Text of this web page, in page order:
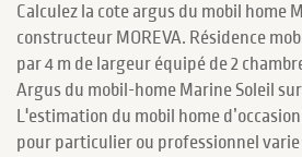
Calculez la cote argus du mobil home
constructeur MOREVA. Résidence
par 4 m de largeur équipé de 2
Argus du mobil-home Marine Soleil
L'estimation du mobil home d’occasion
pour particulier ou professionnel